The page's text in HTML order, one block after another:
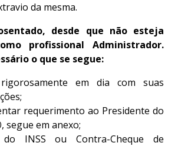
da mesma.
desde que não esteja
profissional Administrador.
o que se segue:
em dia com suas
requerimento ao Presidente do
segue em anexo;
INSS ou Contra-Cheque de